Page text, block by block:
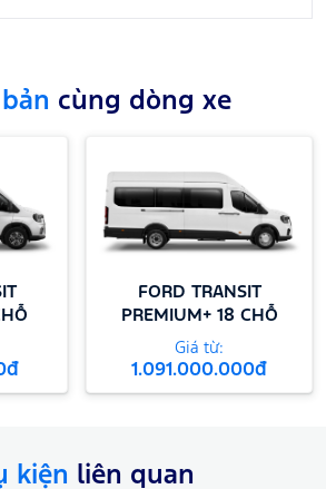
cùng dòng xe
FORD TRANSIT
PREMIUM+ 18 CHỖ
Giá từ:
1.091.000.000đ
kiện liên quan